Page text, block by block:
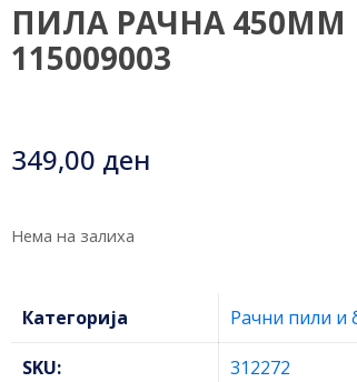
ПИЛА РАЧНА 450ММ
115009003
349,00 ден
Нема на залиха
Категорија Рачни пили и
SKU: 312272